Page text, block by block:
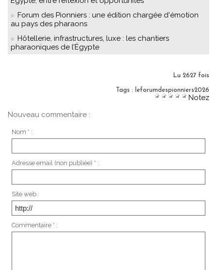
Forum des Pionniers : une édition chargée d'émotion
au pays des pharaons
Hôtellerie, infrastructures, luxe : les chantiers
pharaoniques de l’Égypte
Lu 2627 fois
Tags : leforumdespionniers2026
Notez
Nouveau commentaire :
Nom * :
Adresse email (non publiée) * :
Site web :
Commentaire * :